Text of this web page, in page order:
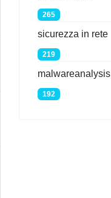
265
sicurezza in rete
219
malwareanalysis
192